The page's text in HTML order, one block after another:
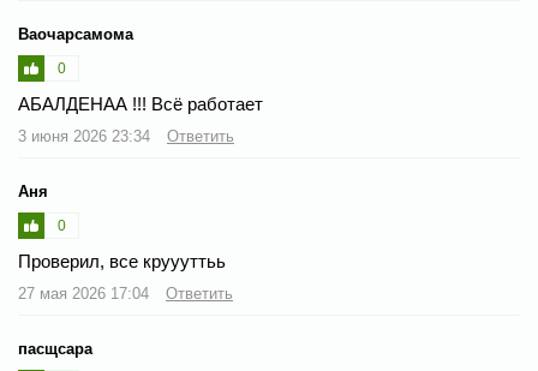
Ваочарсамома
0
АБАЛДЕНАА !!! Всё работает
3 июня 2026 23:34 Ответить
Аня
0
Проверил, все круууттьь
27 мая 2026 17:04 Ответить
пасщсара